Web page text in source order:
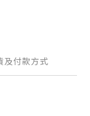
及付款方式